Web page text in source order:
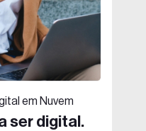
em Nuvem
ser digital.